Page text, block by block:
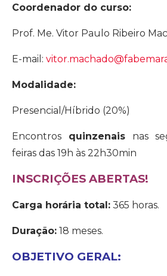
Coordenador do curso:
Prof. Me. Vitor Paulo Ribeiro
E-mail:
Modalidade:
Presencial/Híbrido (20%)
Encontros quinzenaisnas
feiras das 19h às 22h30min
INSCRIÇÕES ABERTAS!
Carga horária total: 365 horas.
Duração: 18 meses.
OBJETIVO GERAL: